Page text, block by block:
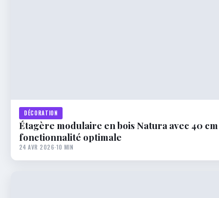
DÉCORATION
Étagère modulaire en bois Natura avec 40
fonctionnalité optimale
24 AVR 2026·10 MIN